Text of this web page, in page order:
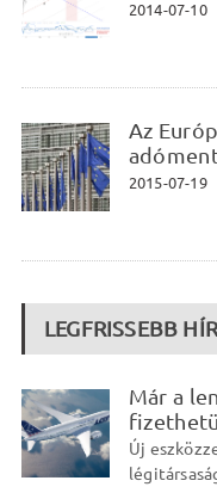
2014-07-10
Az
2015-07-19
LEGFRISSEBB
Már a
Új